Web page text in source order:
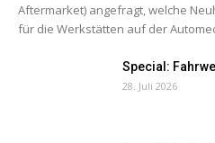
Aftermarket) angefragt, welche
für die Werkstätten auf der
Special:
28. Juli 2026